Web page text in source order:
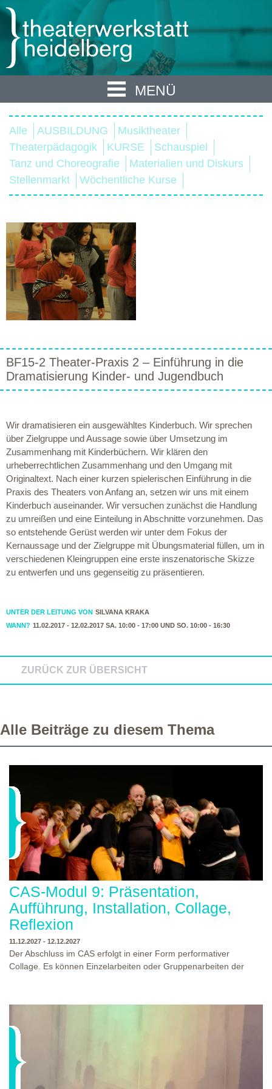
MENÜ
Alle AUSBILDUNG
Musiktheater
Theaterpädagogik
KURSE
Schauspiel
Tanz und Choreografie
Materialien und Diskurs
Stellenmarkt
Wöchentliche Kurse
BF15-2 Theater-Praxis 2 – Einführung in die
Dramatisierung Kinder- und Jugendbuch
Wir dramatisieren ein ausgewähltes Kinderbuch. Wir sprechen
über Zielgruppe und Aussage sowie über Umsetzung im
Zusammenhang mit Kinderbüchern. Wir klären den
urheberrechtlichen Zusammenhang und den Umgang mit
Originaltext. Nach einer kurzen spielerischen Einführung in die
Praxis des Theaters von Anfang an, setzen wir uns mit einem
Kinderbuch auseinander. Wir versuchen zunächst die Handlung
zu umreißen und eine Einteilung in Abschnitte vorzunehmen. Das
so entstehende Gerüst werden wir unter dem Fokus der
Kernaussage und der Zielgruppe mit Übungsmaterial füllen, um in
verschiedenen Kleingruppen eine erste inszenatorische Skizze
zu entwerfen und uns gegenseitig zu präsentieren.
UNTER DER LEITUNG VON SILVANA KRAKA
WANN? 11.02.2017 - 12.02.2017 SA. 10:00 - 17:00 UND SO. 10:00 - 16:30
ZURÜCK ZUR ÜBERSICHT
Alle Beiträge zu diesem Thema
CAS-Modul 9: Präsentation,
Aufführung, Installation, Collage,
Reflexion
11.12.2027 - 12.12.2027
Der Abschluss im CAS erfolgt in einer Form performativer
Collage. Es können Einzelarbeiten oder Gruppenarbeiten der
Ausbildungsprogramm zu erleben. Die Studierenden des
oder Präsentation. Wir freuen uns über Begegnungen und
WO?